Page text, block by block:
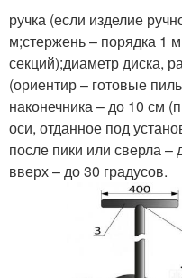
ручка (если изделие
м;стержень – порядка 1
секций);диаметр диска,
(ориентир – готовые
наконечника – до 10 см
оси, отданное под
после пики или сверла –
вверх – до 30 градусов.